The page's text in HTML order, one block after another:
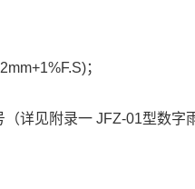
；
详见附录一 JFZ-01型数字